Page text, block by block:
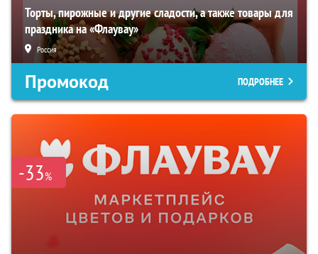
Торты, пирожные и другие сладости, а также товары для
праздника на «Флаувау»
Россия
Промокод ПОДРОБНЕЕ
-33%